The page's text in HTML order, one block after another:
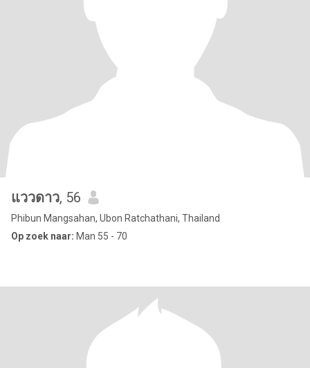
แววดาว, 56
Phibun Mangsahan, Ubon Ratchathani, Thailand
Op zoek naar: Man 55 - 70